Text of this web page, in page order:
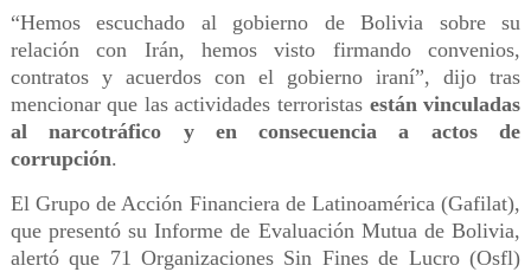
“Hemos escuchado al gobierno de Bolivia sobre su
relación con Irán, hemos visto firmando convenios,
contratos y acuerdos con el gobierno iraní”, dijo tras
mencionar que las actividades terroristas están vinculadas
al narcotráfico y en consecuencia a actos de
corrupción.
El Grupo de Acción Financiera de Latinoamérica (Gafilat),
que presentó su Informe de Evaluación Mutua de Bolivia,
alertó que 71 Organizaciones Sin Fines de Lucro (Osfl)